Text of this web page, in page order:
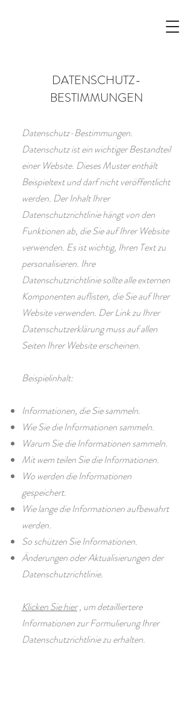
DATENSCHUTZ-
BESTIMMUNGEN
Datenschutz-Bestimmungen.
Datenschutz ist ein wichtiger Bestandteil
einer Website. Dieses Muster enthält
Beispieltext und darf nicht veröffentlicht
werden. Der Inhalt Ihrer
Datenschutzrichtlinie hängt von den
Funktionen ab, die Sie auf Ihrer Website
verwenden. Es ist wichtig, Ihren Text zu
personalisieren. Ihre
Datenschutzrichtlinie sollte alle externen
Komponenten auflisten, die Sie auf Ihrer
Website verwenden. Der Link zu Ihrer
Datenschutzerklärung muss auf allen
Seiten Ihrer Website erscheinen.
Beispielinhalt:
Informationen, die Sie sammeln.
Wie Sie die Informationen sammeln.
Warum Sie die Informationen sammeln.
Mit wem teilen Sie die Informationen.
Wo werden die Informationen
gespeichert.
Wie lange die Informationen aufbewahrt
werden.
So schützen Sie Informationen.
Änderungen oder Aktualisierungen der
Datenschutzrichtlinie.
Klicken Sie hier, um detailliertere
Informationen zur Formulierung Ihrer
Datenschutzrichtlinie zu erhalten.